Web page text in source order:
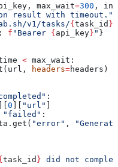
, max_wait=300 ,
result with
v1/tasks/{task_id }
: f "Bearer {api_key} " }
< max_wait:
headers=headers)
:
][0 ][ "url" ]
"failed" :
"error" ,
task_id } did not